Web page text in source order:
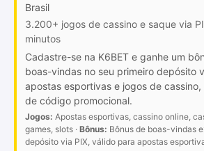
Brasil
3.200+ jogos de cassino e saque via
minutos
Cadastre-se na K6BET e ganhe um
boas-vindas no seu primeiro depósito
apostas esportivas e jogos de
de código promocional.
Jogos: Apostas esportivas, cassino online,
games, slots · Bônus: Bônus de boas-vindas
depósito via PIX, válido para apostas